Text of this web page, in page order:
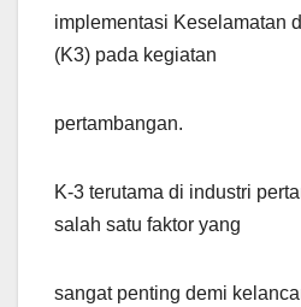
implementasi Keselamatan
(K3) pada kegiatan
pertambangan.
K-3 terutama di industri
salah satu faktor yang
sangat penting demi